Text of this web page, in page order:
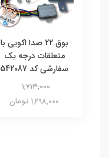
بوق 22 صدا اکویی با
متعلقات درجه یک
سفارشی کد 542087
1,713,000
1,298,000 تومان